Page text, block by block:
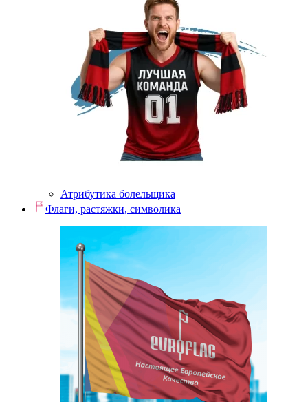
Атрибутика болельщика
Флаги, растяжки, символика